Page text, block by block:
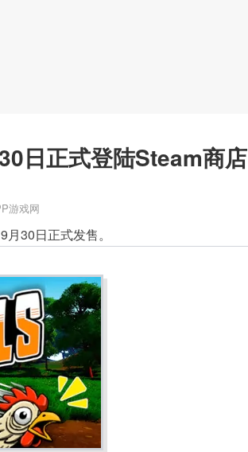
日正式登陆Steam商店
游戏网
30日正式发售。